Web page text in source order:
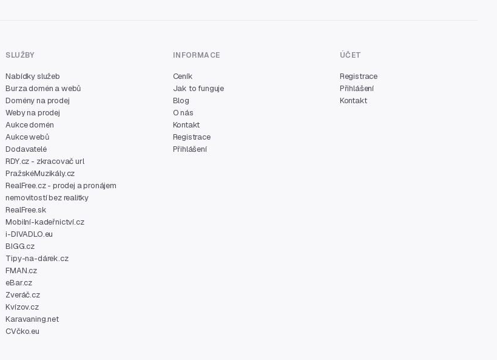
SLUŽBY
Nabídky služeb
Burza domén a webů
Domény na prodej
Weby na prodej
Aukce domén
Aukce webů
Dodavatelé
RDY.cz - zkracovač url
PražskéMuzikály.cz
RealFree.cz - prodej a pronájem
nemovitostí bez realitky
RealFree.sk
Mobilní-kadeřnictví.cz
i-DIVADLO.eu
BIGG.cz
Tipy-na-dárek.cz
FMAN.cz
eBar.cz
Zveráč.cz
Kvízov.cz
Karavaning.net
CVčko.eu
INFORMACE
Ceník
Jak to funguje
Blog
O nás
Kontakt
Registrace
Přihlášení
ÚČET
Registrace
Přihlášení
Kontakt